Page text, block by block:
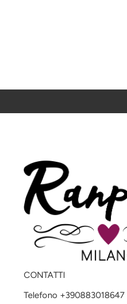
CONTATTI
Telefono +390883018647